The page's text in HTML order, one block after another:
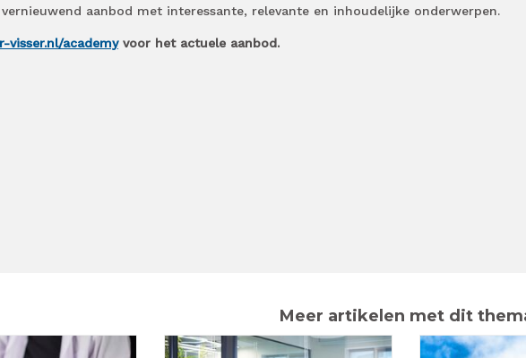
aanbod met interessante, relevante en inhoudelijke onderwerpen.
visser.nl/academyvoor het actuele aanbod.
Meer artikelen met dit